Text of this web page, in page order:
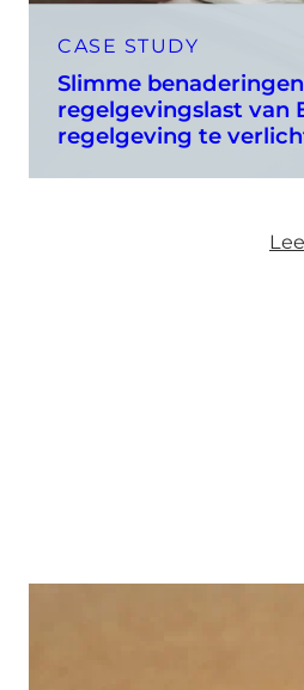
CASE STUDY
Slimme
regelgevingslast van
regelgeving te